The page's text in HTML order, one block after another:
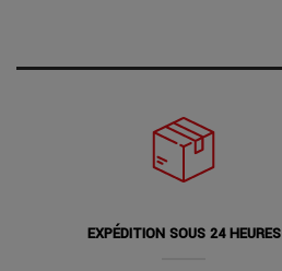
EXPÉDITION SOUS 24 HEURES